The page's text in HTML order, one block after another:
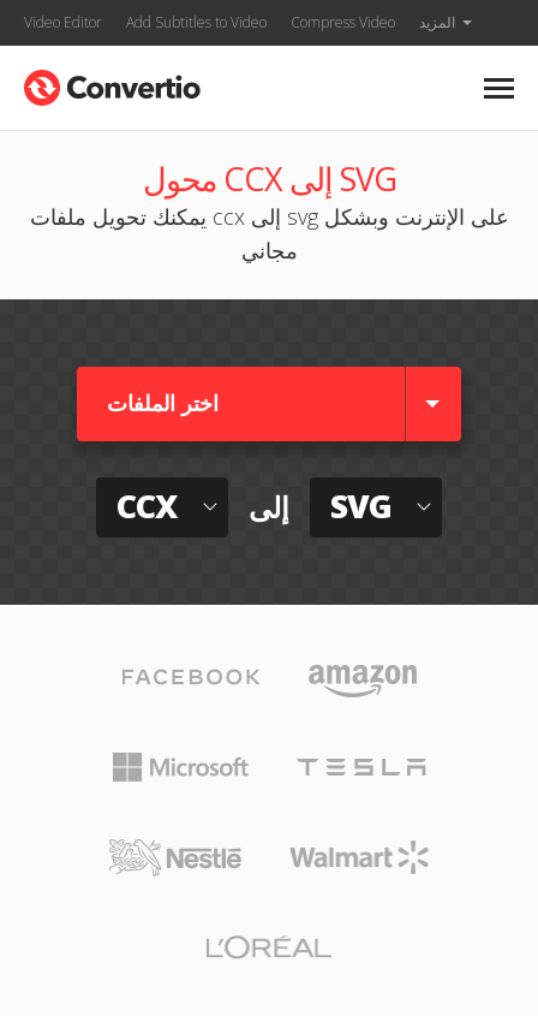
Video Editor Add Subtitles to Video Compress Video المزيد
محول CCX إلى SVG
يمكنك تحويل ملفات ccx إلى svg على الإنترنت وبشكل
مجاني
اختر الملفات
CCX إلى SVG